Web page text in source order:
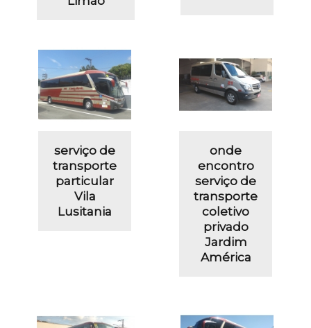
serviço de
transporte
particular
Vila
Lusitania
onde
encontro
serviço de
transporte
coletivo
privado
Jardim
América